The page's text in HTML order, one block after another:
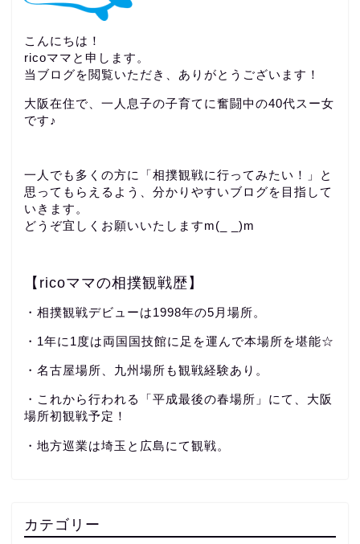
こんにちは！
ricoママと申します。
当ブログを閲覧いただき、ありがとうございます！
大阪在住で、一人息子の子育てに奮闘中の40代スー女
です♪
一人でも多くの方に「相撲観戦に行ってみたい！」と
思ってもらえるよう、分かりやすいブログを目指して
いきます。
どうぞ宜しくお願いいたしますm(_ _)m
【ricoママの相撲観戦歴】
・相撲観戦デビューは1998年の5月場所。
・1年に1度は両国国技館に足を運んで本場所を堪能☆
・名古屋場所、九州場所も観戦経験あり。
・これから行われる「平成最後の春場所」にて、大阪
場所初観戦予定！
・地方巡業は埼玉と広島にて観戦。
カテゴリー